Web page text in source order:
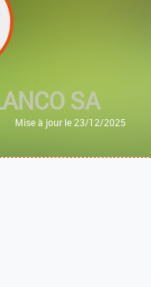
SA
Mise à jour le 23/12/2025